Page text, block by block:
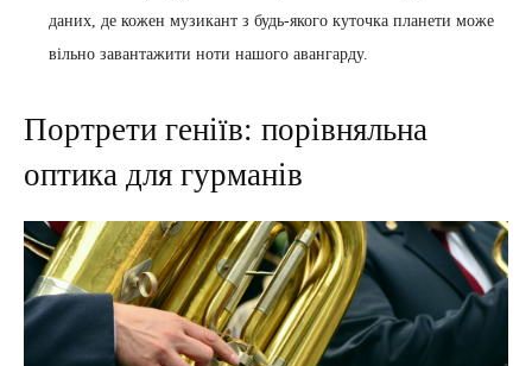
даних, де кожен музикант з будь-якого куточка планети може
вільно завантажити ноти нашого авангарду.
Портрети геніїв: порівняльна
оптика для гурманів